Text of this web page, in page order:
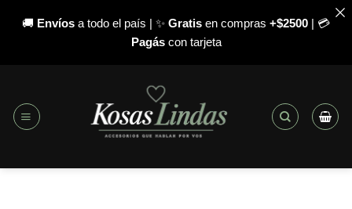
🚚 Envíos a todo el país | ✨ Gratis en compras +$2500 | 💳
Pagáscon tarjeta
contenido